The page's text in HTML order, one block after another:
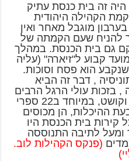
היה זה בית כנסת עתיק
הקהילה היהודית
מוגבל מאחר ואין
להניח שעם הקמתה של
גם בית הכנסת. במהלך
קבוע ל"זיארה" (עליה
הוא פסח וסוכות.
, דבר זה הביא
בזכות עולי הרגל הרבים
והתרומות עוטר בית הכנסת וקושט, במיוחד ב22 ספרי
ההיכלות, הן מכוסים
קירות בית הכנסת היו
ומעל לתיבה התנוססה
(פנקס הקהילות לוב.